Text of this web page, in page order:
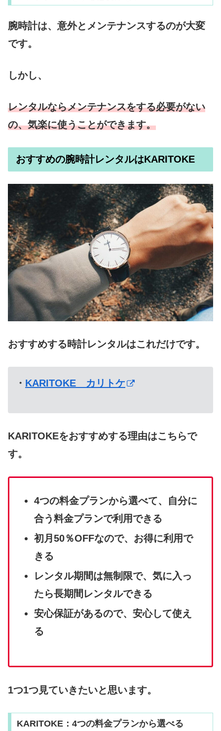
腕時計は、意外とメンテナンスするのが大変
です。
しかし、
レンタルならメンテナンスをする必要がない
の、気楽に使うことができます。
おすすめの腕時計レンタルはKARITOKE
おすすめする時計レンタルはこれだけです。
・ KARITOKE カリトケ
KARITOKEをおすすめする理由はこちらで
す。
4つの料金プランから選べて、自分に
合う料金プランで利用できる
初月50％OFFなので、お得に利用で
きる
レンタル期間は無制限で、気に入っ
たら長期間レンタルできる
安心保証があるので、安心して使え
る
1つ1つ見ていきたいと思います。
KARITOKE：4つの料金プランから選べる